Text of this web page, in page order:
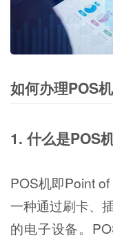
如何办理POS
1. 什么是POS
POS机即Point
一种通过刷卡、
的电子设备。